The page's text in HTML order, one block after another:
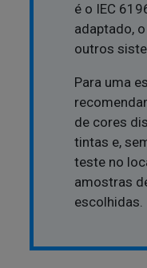
é o IEC
adaptado,
outros
Para uma
de cores
tintas e,
teste no
amostras
escolhidas.